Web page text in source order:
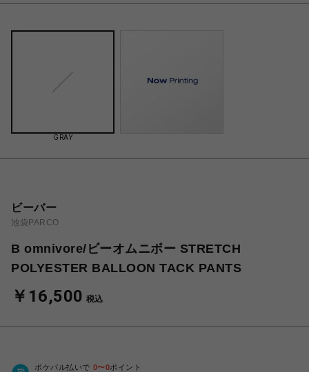
GRAY
ビーバー
池袋PARCO
B omnivore/ビーオムニボー STRETCH
POLYESTER BALLOON TACK PANTS
￥16,500 税込
ポケパル払いで 0〜0ポイント